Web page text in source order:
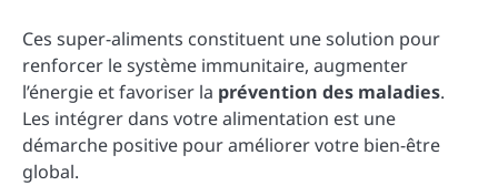
Ces super-aliments constituent une solution pour
renforcer le système immunitaire, augmenter
l’énergie et favoriser la prévention des maladies.
Les intégrer dans votre alimentation est une
démarche positive pour améliorer votre bien-être
global.